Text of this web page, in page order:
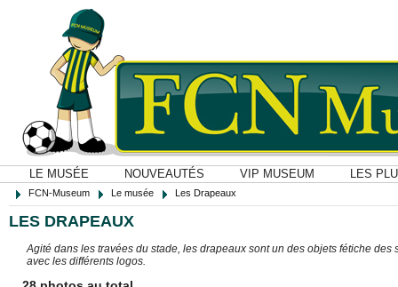
LE MUSÉE NOUVEAUTÉS VIP MUSEUM LES
FCN-Museum Le musée Les Drapeaux
LES DRAPEAUX
Agité dans les travées du stade, les drapeaux sont un des objets fétiche
avec les différents logos.